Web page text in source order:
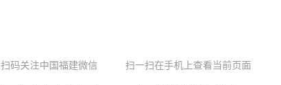
扫码关注中国福建微信 扫一扫在手机上查看当前页面